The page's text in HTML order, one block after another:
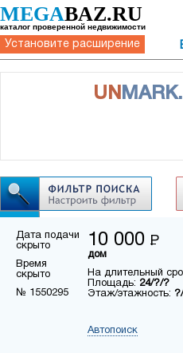
MEGABAZ.RU
каталог проверенной недвижимости
Установите расширение
UN
Дата подачи
скрыто
Время
скрыто
№ 1550295
10 000 Р
дом
На длительный
Площадь: 24/?/?
Этаж/этажность:
Автопоиск